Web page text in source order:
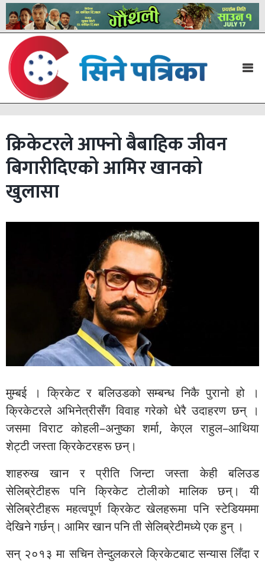
क्रिकेटरले आफ्नो बैबाहिक जीवन
बिगारीदिएको आमिर खानको
खुलासा
मुम्बई । क्रिकेट र बलिउडको सम्बन्ध निकै पुरानो हो ।
क्रिकेटरले अभिनेत्रीसँग विवाह गरेको धेरै उदाहरण छन् ।
जसमा विराट कोहली–अनुष्का शर्मा, केएल राहुल–आथिया
शेट्टी जस्ता क्रिकेटरहरू छन्।
शाहरुख खान र प्रीति जिन्टा जस्ता केही बलिउड
सेलिब्रेटीहरू पनि क्रिकेट टोलीको मालिक छन्। यी
सेलिब्रेटीहरू महत्वपूर्ण क्रिकेट खेलहरूमा पनि स्टेडियममा
देखिने गर्छन्। आमिर खान पनि ती सेलिब्रेटीमध्ये एक हुन् ।
सन् २०१३ मा सचिन तेन्दुलकरले क्रिकेटबाट सन्यास लिँदा र